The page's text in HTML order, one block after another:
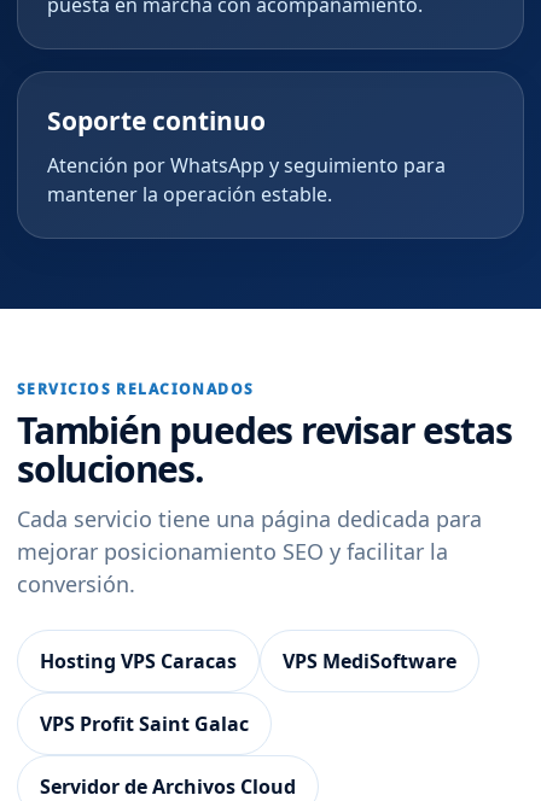
Soporte continuo
Atención por WhatsApp y seguimiento para
mantener la operación estable.
SERVICIOS RELACIONADOS
También puedes revisar estas
soluciones.
Cada servicio tiene una página dedicada para
mejorar posicionamiento SEO y facilitar la
conversión.
Hosting VPS Caracas VPS MediSoftware
VPS Profit Saint Galac
Servidor de Archivos Cloud